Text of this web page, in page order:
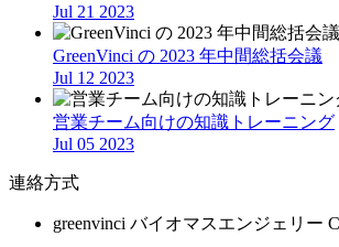
Jul 21 2023
GreenVinci の 2023 年中間総括会議
Jul 12 2023
営業チーム向けの知識トレーニング
Jul 05 2023
連絡方式
greenvinci バイオマスエンジェリー